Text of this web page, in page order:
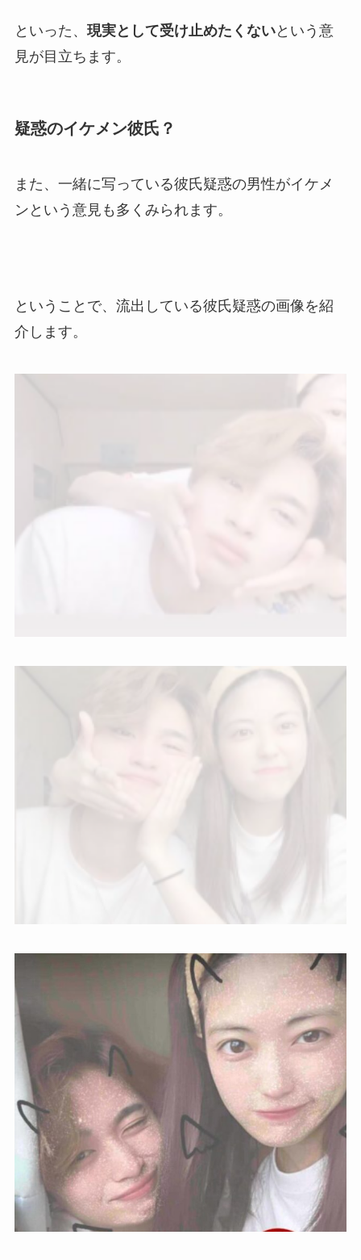
といった、 現実として受け止めたくないという意
見が目立ちます。
疑惑のイケメン彼氏？
また、一緒に写っている彼氏疑惑の男性がイケメ
ンという意見も多くみられます。
ということで、流出している彼氏疑惑の画像を紹
介します。